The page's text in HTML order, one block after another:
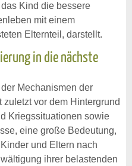
Kind die bessere
mit einem
Elternteil, darstellt.
in die nächste
Mechanismen der
vor dem Hintergrund
Kriegssituationen sowie
eine große Bedeutung,
und Eltern nach
ihrer belastenden